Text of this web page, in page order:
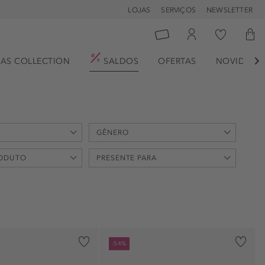
LOJAS SERVIÇOS NEWSLETTER
COLLECTION SALDOS OFERTAS 
GÊNERO
(2)
PRESENTE PARA
-54%